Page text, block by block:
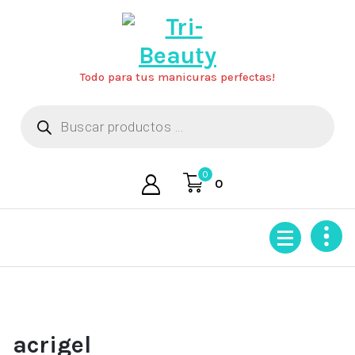
Todo para tus manicuras perfectas!
productos
0
0
acrigel